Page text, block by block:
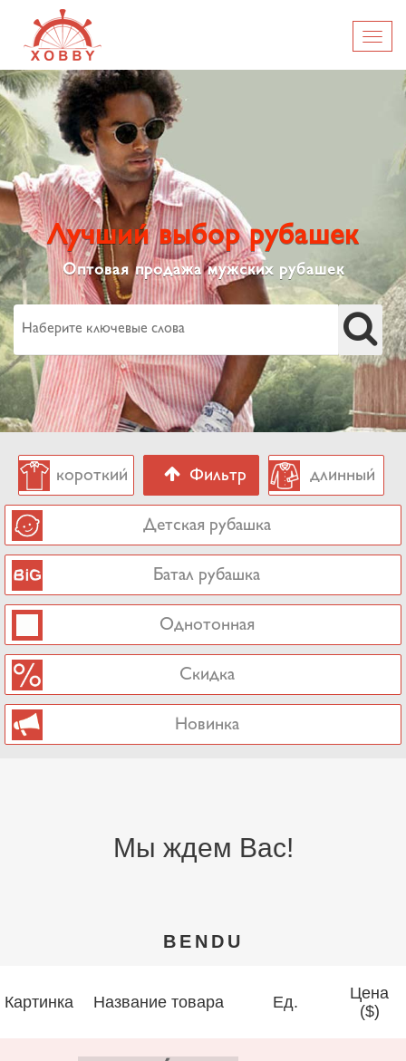
Лучший выбор рубашек
Оптовая продажа мужских рубашек
короткий Фильтр длинный
Детская рубашка
Батал рубашка
Однотонная
Скидка
Новинка
Мы ждем Вас!
BENDU
Картинка Название товара Ед.
Цена
($)